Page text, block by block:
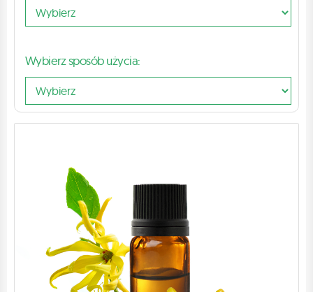
Wybierz sposób użycia: